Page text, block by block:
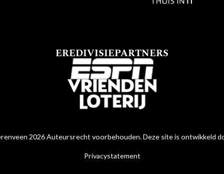
EREDIVISIEPARTNERS
2026 Auteursrecht voorbehouden. Deze site is ontwikkeld
Privacystatement